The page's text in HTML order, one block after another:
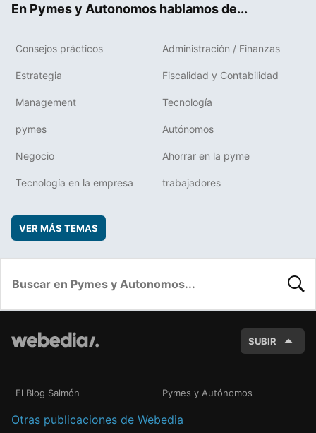
En Pymes y Autonomos hablamos de...
Consejos prácticos Administración / Finanzas
Estrategia Fiscalidad y Contabilidad
Management Tecnología
pymes Autónomos
Negocio Ahorrar en la pyme
Tecnología en la empresa trabajadores
VER MÁS TEMAS
SUBIR
El Blog Salmón Pymes y Autónomos
Otras publicaciones de Webedia